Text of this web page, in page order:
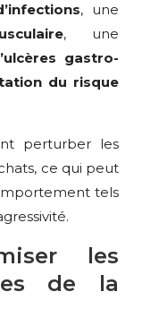
, une
, une
gastro-
du risque
perturber les
ce qui peut
tels
les
de la